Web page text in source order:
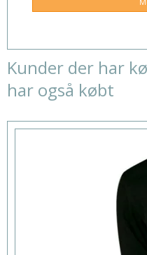
Kunder der har
har også købt